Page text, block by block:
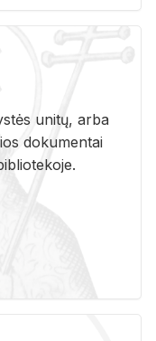
unitų, arba
dokumentai